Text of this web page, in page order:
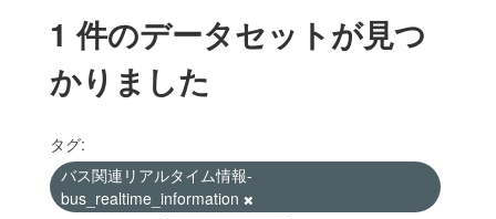
1 件のデータセットが見つ
かりました
タグ:
バス関連リアルタイム情報-
bus_realtime_information